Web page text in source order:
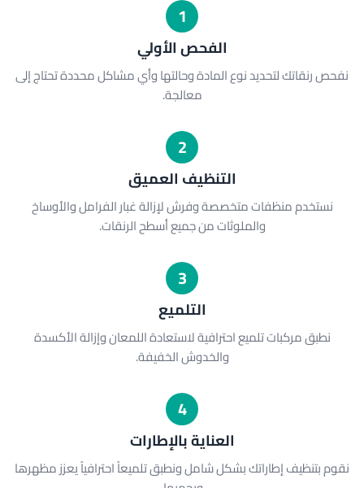
1
الفحص الأولي
نفحص رنقاتك لتحديد نوع المادة وحالتها وأي مشاكل محددة تحتاج إلى
معالجة.
2
التنظيف العميق
نستخدم منظفات متخصصة وفرش لإزالة غبار الفرامل والأوساخ
والملوثات من جميع أسطح الرنقات.
3
التلميع
نطبق مركبات تلميع احترافية لاستعادة اللمعان وإزالة الأكسدة
والخدوش الخفيفة.
4
العناية بالإطارات
نقوم بتنظيف إطاراتك بشكل شامل ونطبق تلميعاً احترافياً يعزز مظهرها